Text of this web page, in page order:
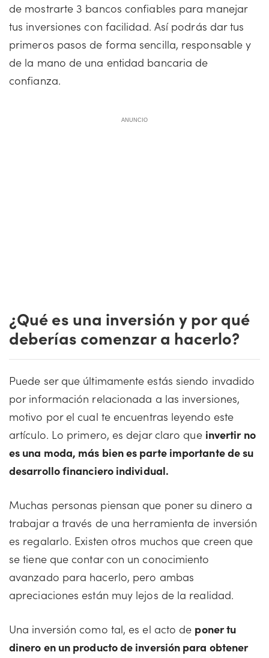
de mostrarte 3 bancos confiables para manejar
tus inversiones con facilidad. Así podrás dar tus
primeros pasos de forma sencilla, responsable y
de la mano de una entidad bancaria de
confianza.
ANUNCIO
¿Qué es una inversión y por qué
deberías comenzar a hacerlo?
Puede ser que últimamente estás siendo invadido
por información relacionada a las inversiones,
motivo por el cual te encuentras leyendo este
artículo. Lo primero, es dejar claro que invertir no
es una moda, más bien es parte importante de su
desarrollo financiero individual.
Muchas personas piensan que poner su dinero a
trabajar a través de una herramienta de inversión
es regalarlo. Existen otros muchos que creen que
se tiene que contar con un conocimiento
avanzado para hacerlo, pero ambas
apreciaciones están muy lejos de la realidad.
Una inversión como tal, es el acto de poner tu
dinero en un producto de inversión para obtener